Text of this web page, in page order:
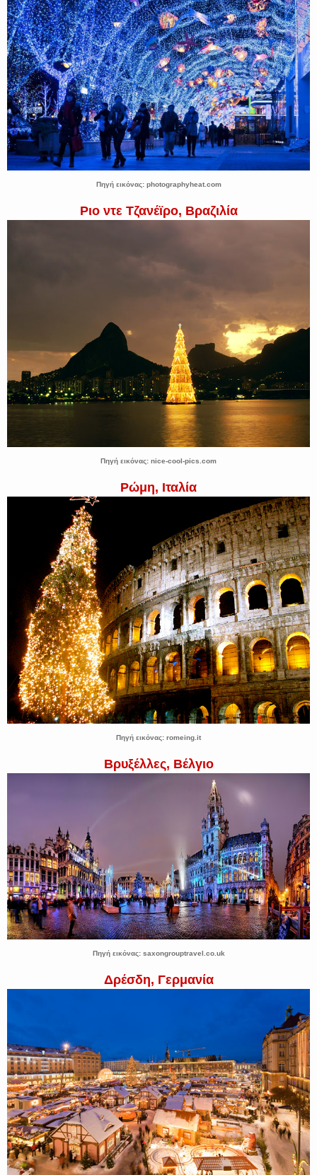
Πηγή εικόνας: photographyheat.com
Ριο ντε Τζανέϊρο, Βραζιλία
Πηγή εικόνας: nice-cool-pics.com
Ρώμη, Ιταλία
Πηγή εικόνας: romeing.it
Βρυξέλλες, Βέλγιο
Πηγή εικόνας: saxongrouptravel.co.uk
Δρέσδη, Γερμανία